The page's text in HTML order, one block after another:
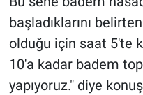
başladıklarını
olduğu için saat 5'te
10'a kadar badem
yapıyoruz." diye